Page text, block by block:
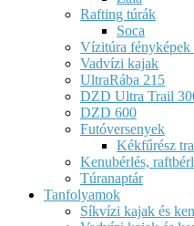
Rafting túrák
Soca
Vízitúra
Vadvízi kajak
UltraRába 215
DZD Ultra Trail
DZD 600
Futóversenyek
Kékfűrész
Kenubérlés,
Túranaptár
Tanfolyamok
Síkvízi kajak és